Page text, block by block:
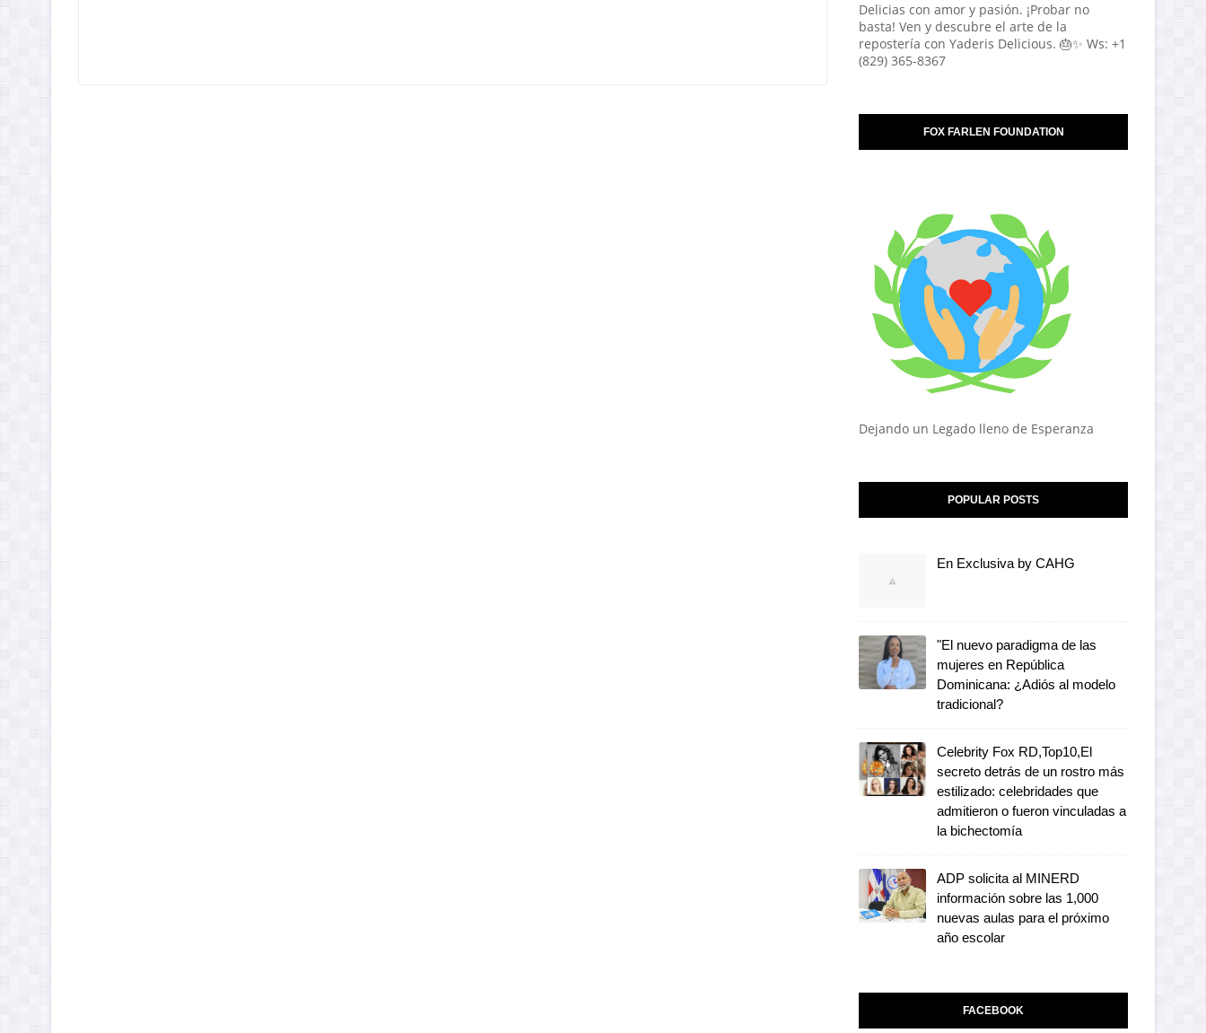
Delicias con amor y pasión. ¡Probar no
basta! Ven y descubre el arte de la
repostería con Yaderis Delicious. 🎂✨ Ws: +1
(829) 365-8367
FOX FARLEN FOUNDATION
Dejando un Legado lleno de Esperanza
POPULAR POSTS
En Exclusiva by CAHG
"El nuevo paradigma de las
mujeres en República
Dominicana: ¿Adiós al modelo
tradicional?
Celebrity Fox RD,Top10,El
secreto detrás de un rostro más
estilizado: celebridades que
admitieron o fueron vinculadas a
la bichectomía
ADP solicita al MINERD
información sobre las 1,000
nuevas aulas para el próximo
año escolar
FACEBOOK